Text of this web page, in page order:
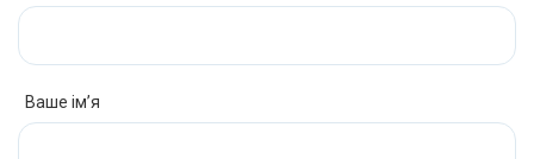
Ваше ім’я